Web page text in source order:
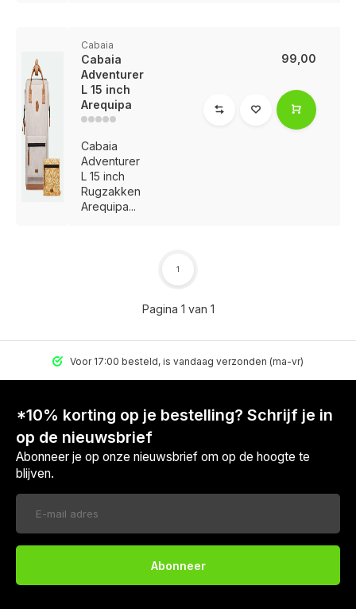
Cabaia
Cabaia
Adventurer
L 15 inch
Arequipa
Cabaia
Adventurer
L 15 inch
Rugzakken
Arequipa...
99,00
Pagina 1 van 1
1
Voor 17:00 besteld, is vandaag verzonden (ma-vr)
*10% korting op je bestelling? Schrijf je in
op de nieuwsbrief
Abonneer je op onze nieuwsbrief om op de hoogte te
blijven.
Abonneer